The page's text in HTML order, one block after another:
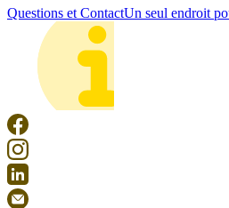
Questions et ContactUn seul endroit